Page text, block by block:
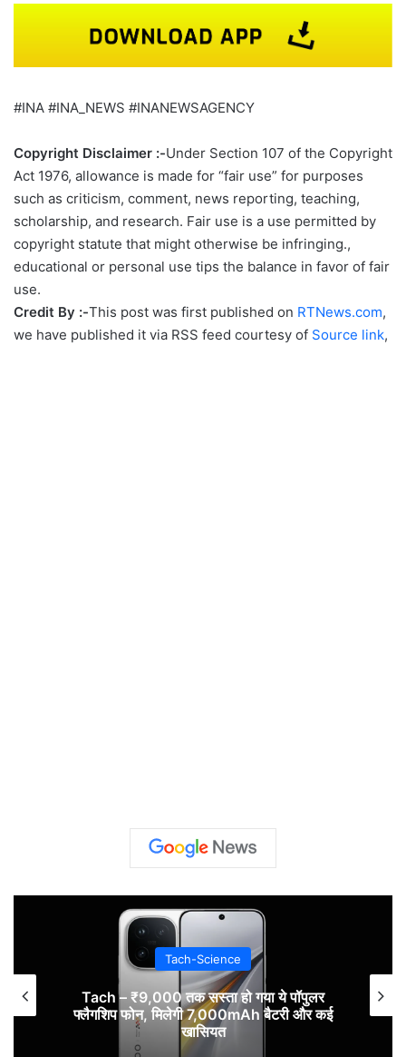
#INA #INA_NEWS #INANEWSAGENCY
Copyright Disclaimer :-Under Section 107 of the Copyright
Act 1976, allowance is made for “fair use” for purposes
such as criticism, comment, news reporting, teaching,
scholarship, and research. Fair use is a use permitted by
copyright statute that might otherwise be infringing.,
educational or personal use tips the balance in favor of fair
use.
Credit By :-This post was first published on RTNews.com,
we have published it via RSS feed courtesy of Source link,
Tach-Science
Tach – ₹9,000 तक सस्ता हो गया ये पॉपुलर
फ्लैगशिप फोन, मिलेगी 7,000mAh बैटरी और कई
खासियत